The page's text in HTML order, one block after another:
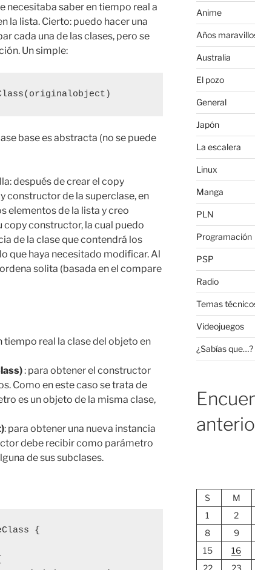
necesitaba saber en tiempo real a
la lista. Cierto: puedo hacer una
cada una de las clases, pero se
Un simple:
base es abstracta (no se puede
después de crear el copy
constructor de la superclase, en
elementos de la lista y creo
constructor, la cual puedo
de la clase que contendrá los
que haya necesitado modificar. Al
solita (basada en el compare
tiempo real la clase del objeto en
: para obtener el constructor
Como en este caso se trata de
es un objeto de la misma clase,
: para obtener una nueva instancia
debe recibir como parámetro
de sus subclases.
{
Anime
Años
Australia
El pozo
General
Japón
La escalera
Linux
Manga
PLN
Programación
PSP
Radio
Temas
Videojuegos
¿Sabías que…?
S
M
1
2
8
9
15
16
22
23